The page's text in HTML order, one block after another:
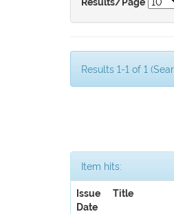
Results/Page
Results 1-1 of 1
Item hits:
Issue
Date
Title